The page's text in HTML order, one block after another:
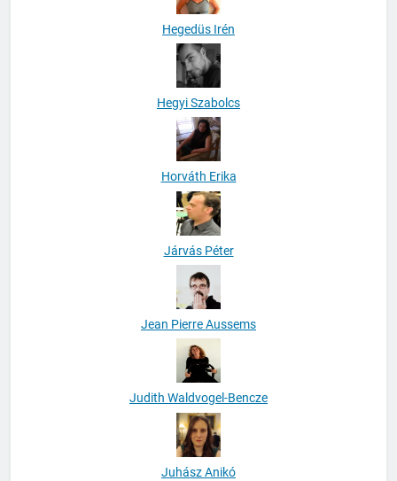
Hegedüs Irén
Hegyi Szabolcs
Horváth Erika
Járvás Péter
Jean Pierre Aussems
Judith Waldvogel-Bencze
Juhász Anikó